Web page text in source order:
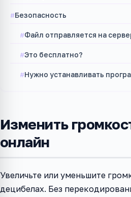
Безопасность
Файл отправляется на
Это бесплатно?
Нужно устанавливать
Изменить
онлайн
Увеличьте или уменьшите
децибелах. Без